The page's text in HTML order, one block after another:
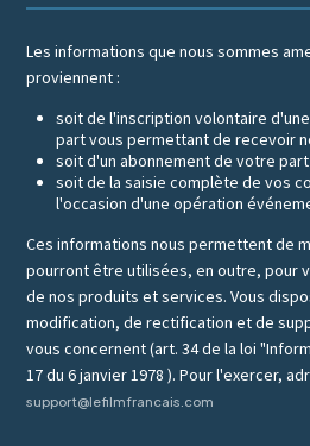
Les informations que nous sommes
proviennent :
soit de l'inscription volontaire
part vous permettant de recevoir
soit d'un abonnement de votre part
soit de la saisie complète de vos
l'occasion d'une opération
Ces informations nous permettent de
pourront être utilisées, en outre, pour
de nos produits et services. Vous
modification, de rectification et de
vous concernent (art. 34 de la loi
17 du 6 janvier 1978 ). Pour l'exercer,
support@lefilmfrancais.com